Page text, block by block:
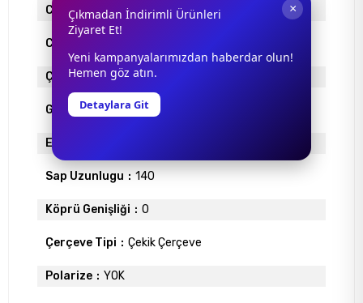
Cam Materyali POLİKARBON
Cam Rengi
Çerçeve Materyali
Gövde Rengi GOLD
Ekartman
Sap Uzunlugu 140
Köprü Genişliği 0
Çerçeve Tipi Çekik Çerçeve
Polarize YOK
×
Çıkmadan İndirimli Ürünleri
Ziyaret Et!
Yeni kampanyalarımızdan haberdar olun!
Hemen göz atın.
Detaylara Git